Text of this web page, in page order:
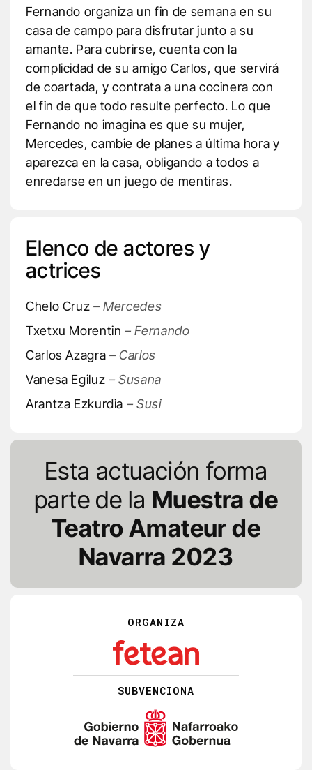
Fernando organiza un fin de semana en su
casa de campo para disfrutar junto a su
amante. Para cubrirse, cuenta con la
complicidad de su amigo Carlos, que servirá
de coartada, y contrata a una cocinera con
el fin de que todo resulte perfecto. Lo que
Fernando no imagina es que su mujer,
Mercedes, cambie de planes a última hora y
aparezca en la casa, obligando a todos a
enredarse en un juego de mentiras.
Elenco de actores y
actrices
Chelo Cruz – Mercedes
Txetxu Morentin – Fernando
Carlos Azagra – Carlos
Vanesa Egiluz – Susana
Arantza Ezkurdia – Susi
Esta actuación forma
parte de la Muestra de
Teatro Amateur de
Navarra 2023
ORGANIZA
SUBVENCIONA